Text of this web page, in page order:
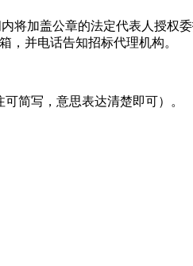
将加盖公章的法定代表人授权
，并电话告知招标代理机构。
简写，意思表达清楚即可）。